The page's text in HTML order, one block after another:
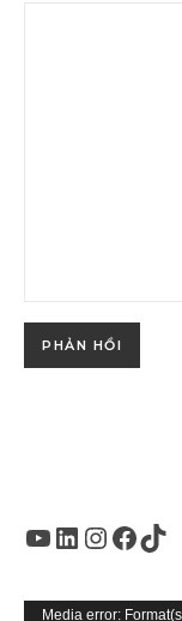
Youtube
LinkedIn
Instagram
Trình
Media error: